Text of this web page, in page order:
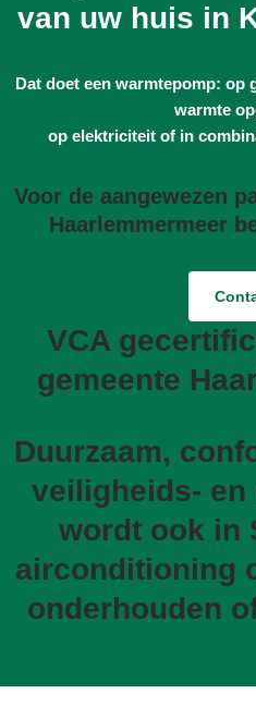
van uw huis in
Dat doet een warmtepomp: op
warmte
op elektriciteit of in
Voor de aangewezen
Haarlemmermeer
VCA
gemeente
Duurzaam,
veiligheids-
wordt ook in
airconditioning
onderhouden